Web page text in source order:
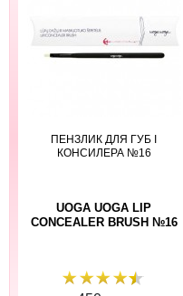
ПЕНЗЛИК ДЛЯ ГУБ І
КОНСИЛЕРА №16
UOGA UOGA LIP
CONCEALER BRUSH №16